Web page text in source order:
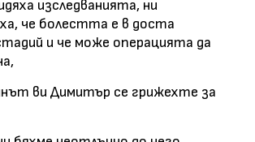
изследванията, ни
че болестта е в доста
и че може операцията да
ви Димитър се грижехте за